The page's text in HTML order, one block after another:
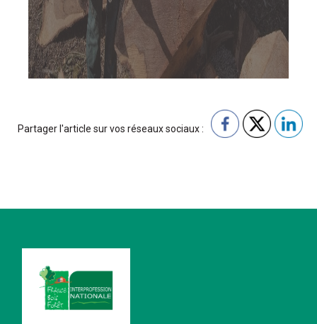
Partager l'article sur vos réseaux sociaux :